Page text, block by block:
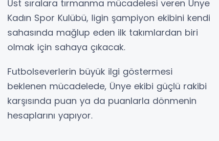
Üst sıralara tırmanma mücadelesi veren Ünye
Kadın Spor Kulübü, ligin şampiyon ekibini kendi
sahasında mağlup eden ilk takımlardan biri
olmak için sahaya çıkacak.
Futbolseverlerin büyük ilgi göstermesi
beklenen mücadelede, Ünye ekibi güçlü rakibi
karşısında puan ya da puanlarla dönmenin
hesaplarını yapıyor.